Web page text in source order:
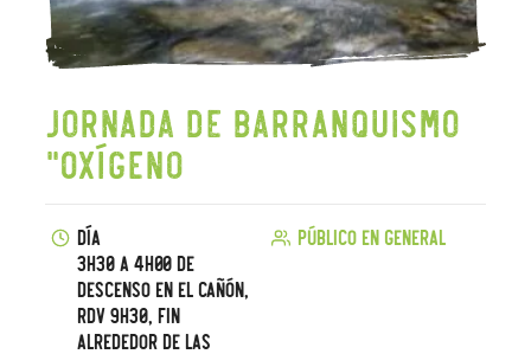
Jornada de barranquismo
"Oxígeno
Día
3h30 a 4h00 de
descenso en el cañón,
RDV 9h30, fin
alrededor de las
Público en general